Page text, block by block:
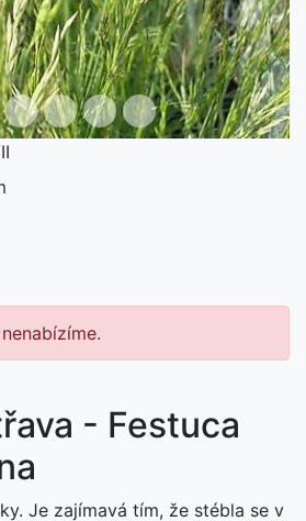
- Festuca
Je zajímavá tím, že stébla se v